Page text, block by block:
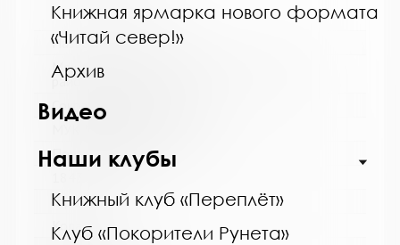
Книжная ярмарка нового формата
«Читай север!»
Архив
Видео
Наши клубы
Книжный клуб «Переплёт»
Клуб «Покорители Рунета»
Название библиотеки:
Межпоселенческая библиотека Кольского
района
Сокращенное название:
Почтовый индекс:
Город:
Кола